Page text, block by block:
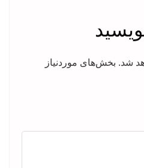
شد. بخش‌های موردنیاز